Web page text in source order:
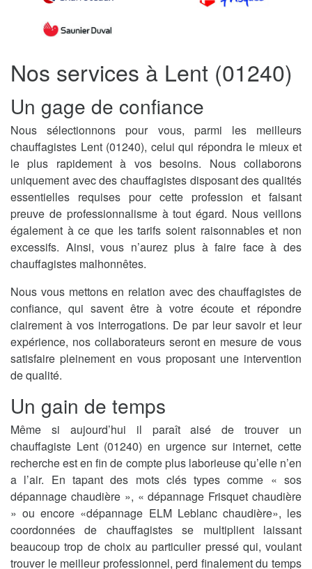
Nos services à Lent (01240)
Un gage de confiance
Nous sélectionnons pour vous, parmi les meilleurs
chauffagistes Lent (01240), celui qui répondra le mieux et
le plus rapidement à vos besoins. Nous collaborons
uniquement avec des chauffagistes disposant des qualités
essentielles requises pour cette profession et faisant
preuve de professionnalisme à tout égard. Nous veillons
également à ce que les tarifs soient raisonnables et non
excessifs. Ainsi, vous n’aurez plus à faire face à des
chauffagistes malhonnêtes.
Nous vous mettons en relation avec des chauffagistes de
confiance, qui savent être à votre écoute et répondre
clairement à vos interrogations. De par leur savoir et leur
expérience, nos collaborateurs seront en mesure de vous
satisfaire pleinement en vous proposant une intervention
de qualité.
Un gain de temps
Même si aujourd’hui il paraît aisé de trouver un
chauffagiste Lent (01240) en urgence sur internet, cette
recherche est en fin de compte plus laborieuse qu’elle n’en
a l’air. En tapant des mots clés types comme « sos
dépannage chaudière », « dépannage Frisquet chaudière
» ou encore «dépannage ELM Leblanc chaudière», les
coordonnées de chauffagistes se multiplient laissant
beaucoup trop de choix au particulier pressé qui, voulant
trouver le meilleur professionnel, perd finalement du temps